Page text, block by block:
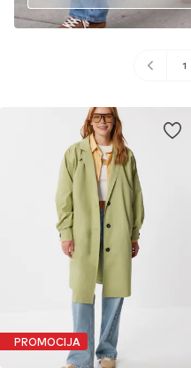
PROMOCIJA
1